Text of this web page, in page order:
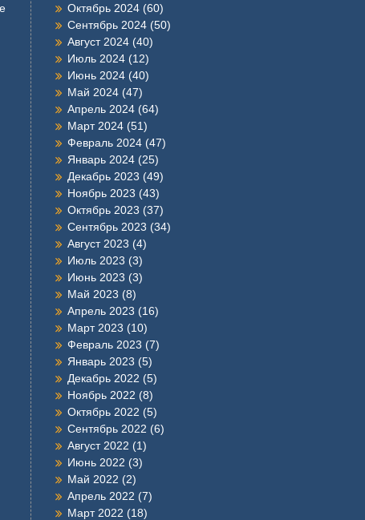
Октябрь 2024 (60)
Сентябрь 2024 (50)
Август 2024 (40)
Июль 2024 (12)
Июнь 2024 (40)
Май 2024 (47)
Апрель 2024 (64)
Март 2024 (51)
Февраль 2024 (47)
Январь 2024 (25)
Декабрь 2023 (49)
Ноябрь 2023 (43)
Октябрь 2023 (37)
Сентябрь 2023 (34)
Август 2023 (4)
Июль 2023 (3)
Июнь 2023 (3)
Май 2023 (8)
Апрель 2023 (16)
Март 2023 (10)
Февраль 2023 (7)
Январь 2023 (5)
Декабрь 2022 (5)
Ноябрь 2022 (8)
Октябрь 2022 (5)
Сентябрь 2022 (6)
Август 2022 (1)
Июнь 2022 (3)
Май 2022 (2)
Апрель 2022 (7)
Март 2022 (18)